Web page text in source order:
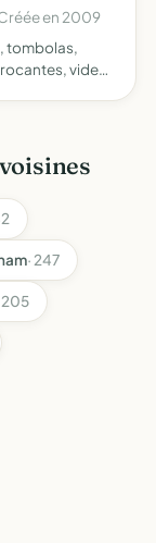
en 2009
tombolas,
vide
· 247
205